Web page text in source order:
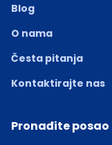
Blog
O nama
Česta pitanja
Kontaktirajte nas
Pronađite posao